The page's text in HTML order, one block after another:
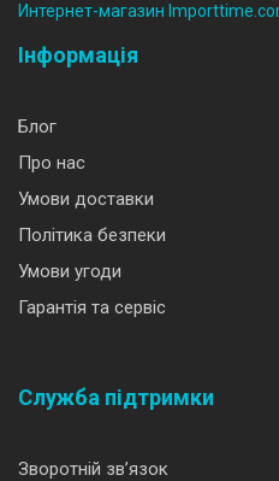
Интернет-магазин
Інформація
Блог
Про нас
Умови доставки
Політика безпеки
Умови угоди
Гарантія та сервіс
Служба підтримки
Зворотній зв’язок